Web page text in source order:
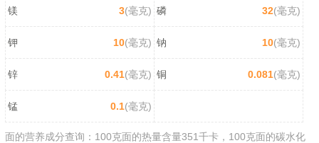
镁 3(毫克) 磷 32(毫克)
钾 10(毫克) 钠 10(毫克)
锌 0.41(毫克) 铜 0.081(毫克)
锰 0.1(毫克)
面的营养成分查询：100克面的热量含量351千卡，100克面的碳水化